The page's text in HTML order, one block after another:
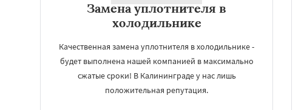
Замена уплотнителя в
холодильнике
Качественная замена уплотнителя в холодильнике -
будет выполнена нашей компанией в максимально
сжатые сроки! В Калининграде у нас лишь
положительная репутация.